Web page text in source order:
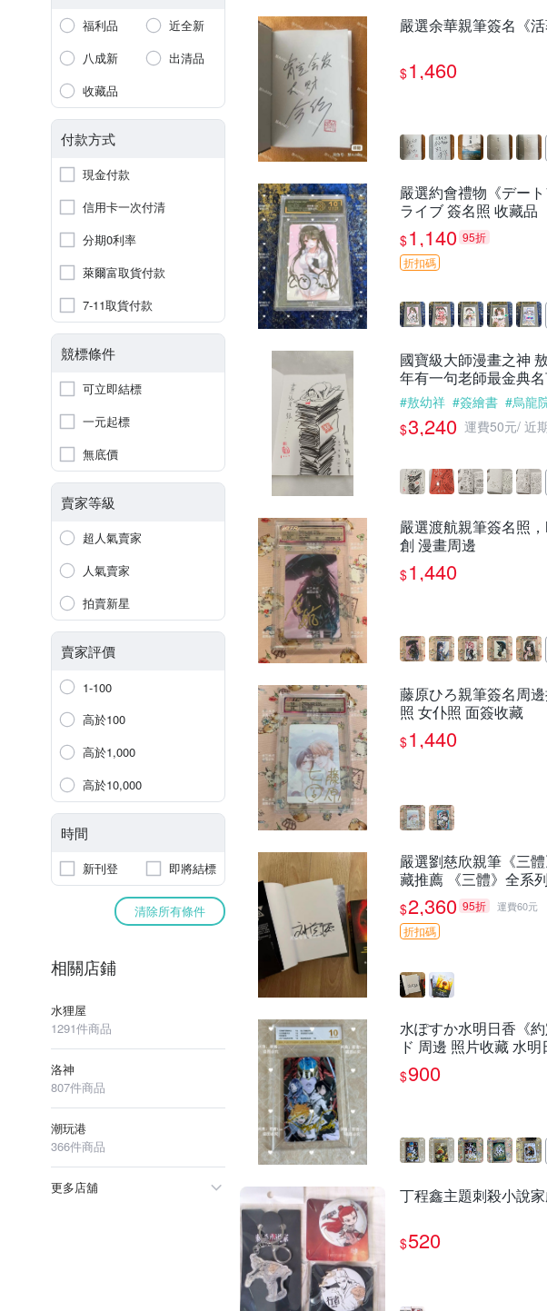
福利品
近全新
八成新
出清品
收藏品
付款方式
現金付款
信用卡一次付清
分期0利率
萊爾富取貨付款
7-11取貨付款
競標條件
可立即結標
一元起標
無底價
賣家等級
超人氣賣家
人氣賣家
拍賣新星
賣家評價
1-100
高於100
高於1,000
高於10,000
時間
新刊登 即將結標
清除所有條件
相關店鋪
水狸屋
1291件商品
洛神
807件商品
潮玩港
366件商品
更多店舖
嚴選余華親筆簽名《
$1,460
嚴選約會禮物《デー
ライブ 簽名照 收藏品
$1,140 95折
折扣碼
國寶級大師漫畫之神
年有一句老師最金典
#敖幼祥 #簽繪書 #烏龍
$3,240 運費50元/ 近
嚴選渡航親筆簽名照
創 漫畫周邊
$1,440
藤原ひろ親筆簽名周
照 女仆照 面簽收藏
$1,440
嚴選劉慈欣親筆《三
藏推薦 《三體》全系
$2,360 95折 運費60元
折扣碼
水ぽすか水明日香《
ド 周邊 照片收藏 水
$900
丁程鑫主題刺殺小說
$520